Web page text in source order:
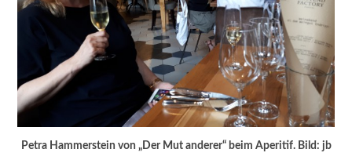
Petra Hammerstein von „Der Mut anderer“ beim Aperitif. Bild: jb